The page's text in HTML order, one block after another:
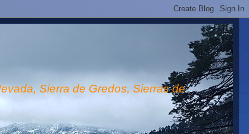
Sierra de Gredos, Sierras de